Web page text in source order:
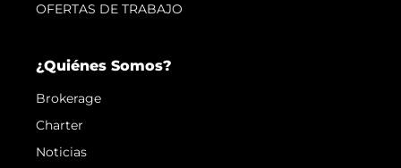
OFERTAS DE TRABAJO
¿Quiénes Somos?
Brokerage
Charter
Noticias